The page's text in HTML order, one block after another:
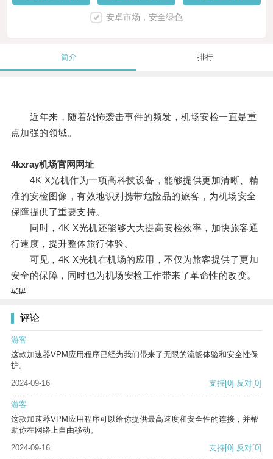
安卓市场，安全绿色
简介 排行
近年来，随着恐怖袭击事件的频发，机场安检一直是重
点加强的领域。
4kxray机场官网网址
4K X光机作为一项高科技设备，能够提供更加清晰、精
准的安检图像，有效地识别携带危险品的旅客，为机场安全
保障提供了重要支持。
同时，4K X光机还能够大大提高安检效率，加快旅客通
行速度，提升整体旅行体验。
可见，4K X光机在机场的应用，不仅为旅客提供了更加
安全的保障，同时也为机场安检工作带来了革命性的改变。
#3#
评论
游客
这款加速器VPM应用程序已经为我们带来了无限的流畅体验和安全性保
护。
2024-09-16
支持[0] 反对[0]
游客
这款加速器VPM应用程序可以给你提供最高速度和安全性的连接，并帮
助你在网络上自由移动。
2024-09-16
支持[0] 反对[0]